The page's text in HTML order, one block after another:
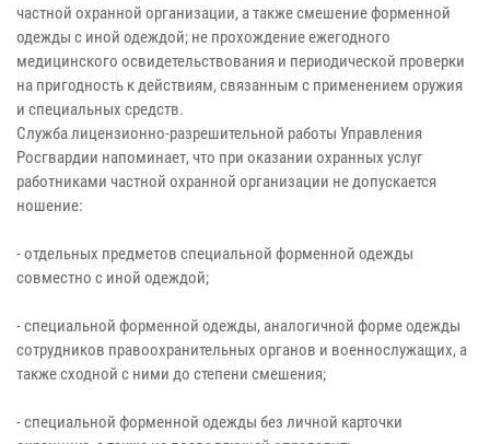
частной охранной организации, а также смешение форменной
одежды с иной одеждой; не прохождение ежегодного
медицинского освидетельствования и периодической проверки
на пригодность к действиям, связанным с применением оружия
и специальных средств.
Служба лицензионно-разрешительной работы Управления
Росгвардии напоминает, что при оказании охранных услуг
работниками частной охранной организации не допускается
ношение:
- отдельных предметов специальной форменной одежды
совместно с иной одеждой;
- специальной форменной одежды, аналогичной форме одежды
сотрудников правоохранительных органов и военнослужащих, а
также сходной с ними до степени смешения;
- специальной форменной одежды без личной карточки